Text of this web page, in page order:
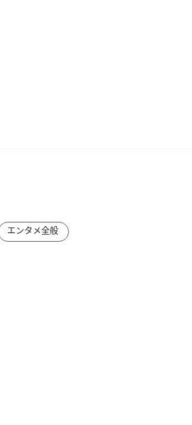
エンタメ全般